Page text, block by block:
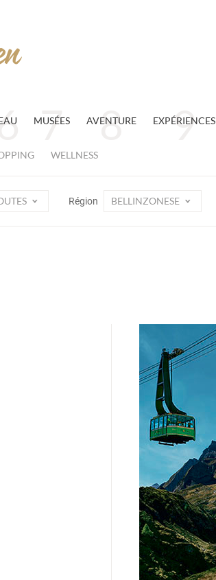
MUSÉES AVENTURE EXPÉRIENCES
WELLNESS
Région BELLINZONESE